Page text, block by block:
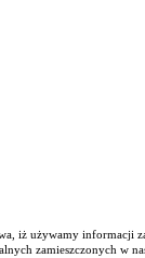
iż używamy informacji
zamieszczonych w